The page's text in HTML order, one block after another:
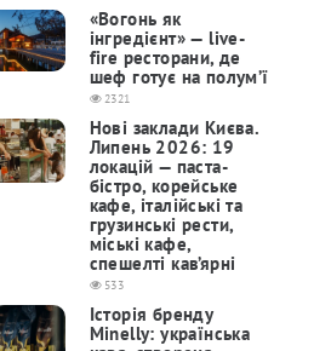
«Вогонь як
інгредієнт» — live-
fire ресторани, де
шеф готує на полум’ї
2321
Нові заклади Києва.
Липень 2026: 19
локацій — паста-
бістро, корейське
кафе, італійські та
грузинські рести,
міські кафе,
спешелті кав’ярні
533
Історія бренду
Minelly: українська